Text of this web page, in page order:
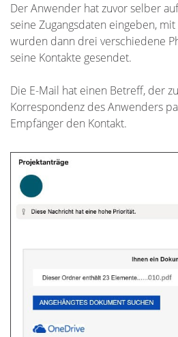
Der Anwender hat zuvor selber
seine Zugangsdaten eingeben, mit
wurden dann drei verschiedene
seine Kontakte gesendet.
Die E-Mail hat einen Betreff, der
Korrespondenz des Anwenders
Empfänger den Kontakt.